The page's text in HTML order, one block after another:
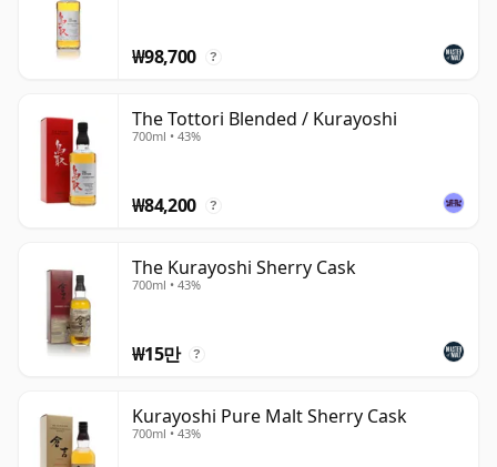
기도 합니다. 음용자 입장에서는, 캐스크 작업과 부드러운
물, 그리고 온화하고 친근한 풍미 프로파일이 빚어낸 일본
장 큰 만족감을 얻을 수 있습니다.
₩98,700 ?
The Tottori Blended / Kurayoshi
700ml • 43%
₩84,200 ?
The Kurayoshi Sherry Cask
700ml • 43%
₩15만 ?
Kurayoshi Pure Malt Sherry Cask
700ml • 43%